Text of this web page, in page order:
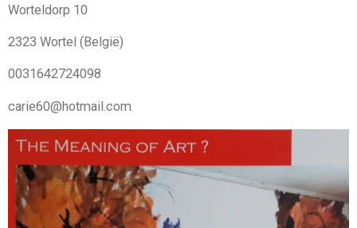
Worteldorp 10
2323 Wortel (België)
0031642724098
carie60@hotmail.com